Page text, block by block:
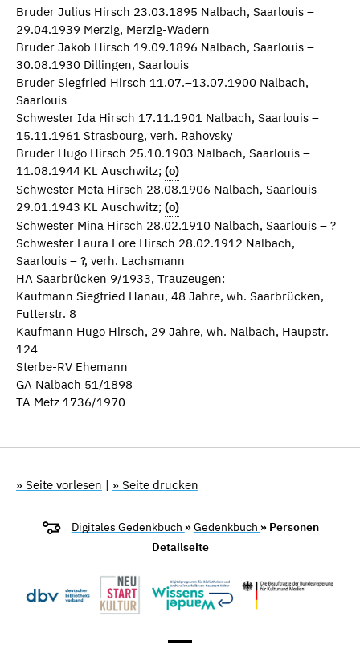
Bruder Julius Hirsch 23.03.1895 Nalbach, Saarlouis –
29.04.1939 Merzig, Merzig-Wadern
Bruder Jakob Hirsch 19.09.1896 Nalbach, Saarlouis –
30.08.1930 Dillingen, Saarlouis
Bruder Siegfried Hirsch 11.07.–13.07.1900 Nalbach,
Saarlouis
Schwester Ida Hirsch 17.11.1901 Nalbach, Saarlouis –
15.11.1961 Strasbourg, verh. Rahovsky
Bruder Hugo Hirsch 25.10.1903 Nalbach, Saarlouis –
11.08.1944 KL Auschwitz; (o)
Schwester Meta Hirsch 28.08.1906 Nalbach, Saarlouis –
29.01.1943 KL Auschwitz; (o)
Schwester Mina Hirsch 28.02.1910 Nalbach, Saarlouis – ?
Schwester Laura Lore Hirsch 28.02.1912 Nalbach,
Saarlouis – ?, verh. Lachsmann
HA Saarbrücken 9/1933, Trauzeugen:
Kaufmann Siegfried Hanau, 48 Jahre, wh. Saarbrücken,
Futterstr. 8
Kaufmann Hugo Hirsch, 29 Jahre, wh. Nalbach, Haupstr.
124
Sterbe-RV Ehemann
GA Nalbach 51/1898
TA Metz 1736/1970
» Seite vorlesen | » Seite drucken
Digitales Gedenkbuch »Gedenkbuch » Personen
Detailseite